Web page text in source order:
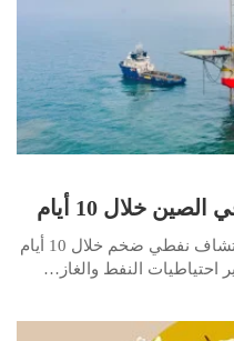
خلال 10 أيام
أعلنت شركة سينوك الصينية ثاني اكتشاف نفطي ضخم خلال 10 أيام
احتياطيات النفط والغاز…